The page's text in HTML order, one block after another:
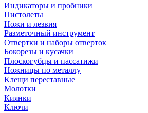
Индикаторы и пробники
Пистолеты
Ножи и лезвия
Разметочный инструмент
Отвертки и наборы отверток
Бокорезы и кусачки
Плоскогубцы и пассатижи
Ножницы по металлу
Клещи переставные
Молотки
Киянки
Ключи